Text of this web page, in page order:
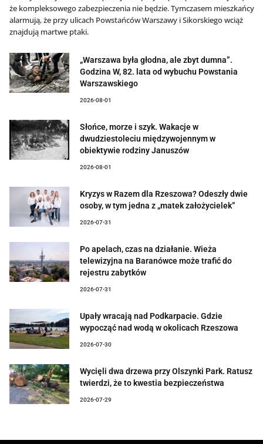
że kompleksowego zabezpieczenia nie będzie. Tymczasem mieszkańcy
alarmują, że przy ulicach Powstańców Warszawy i Sikorskiego wciąż
znajdują martwe ptaki.
„Warszawa była głodna, ale zbyt dumna”.
Godzina W, 82. lata od wybuchu Powstania
Warszawskiego
2026-08-01
Słońce, morze i szyk. Wakacje w
dwudziestoleciu międzywojennym w
obiektywie rodziny Januszów
2026-08-01
Kryzys w Razem dla Rzeszowa? Odeszły dwie
osoby, w tym jedna z „matek założycielek”
2026-07-31
Po apelach, czas na działanie. Wieża
telewizyjna na Baranówce może trafić do
rejestru zabytków
2026-07-31
Upały wracają nad Podkarpacie. Gdzie
wypocząć nad wodą w okolicach Rzeszowa
2026-07-30
Wycięli dwa drzewa przy Olszynki Park. Ratusz
twierdzi, że to kwestia bezpieczeństwa
2026-07-29